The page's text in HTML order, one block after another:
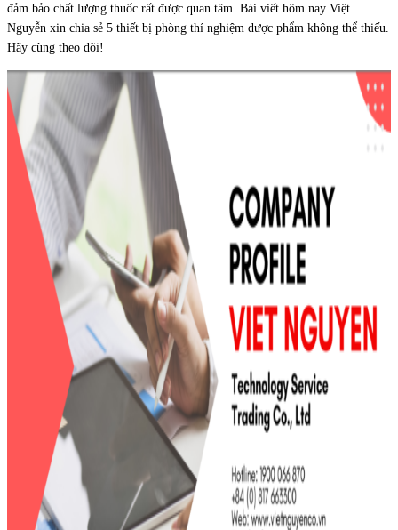
đảm bảo chất lượng thuốc rất được quan tâm. Bài viết hôm nay Việt
Nguyễn xin chia sẻ 5 thiết bị phòng thí nghiệm dược phẩm không thể thiếu.
Hãy cùng theo dõi!